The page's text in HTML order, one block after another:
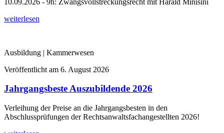
weiterlesen
Ausbildung | Kammerwesen
Veröffentlicht am 6. August 2026
Jahrgangsbeste Auszubildende 2026
Verleihung der Preise an die Jahrgangsbesten in den
Abschlussprüfungen der Rechtsanwaltsfachangestellten 2026!